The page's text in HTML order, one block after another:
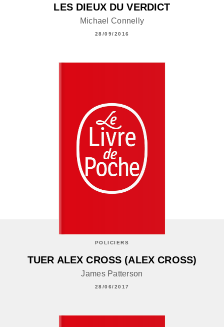
LES DIEUX DU VERDICT
Michael Connelly
28/09/2016
POLICIERS
TUER ALEX CROSS (ALEX CROSS)
James Patterson
28/06/2017